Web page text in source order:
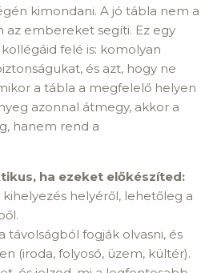
kimondani. A jó tábla nem a
az embereket segíti. Ez egy
felé is: komolyan
és azt, hogy ne
a tábla a megfelelő helyen
azonnal átmegy, akkor a
hanem rend a
ha ezeket előkészíted:
helyéről, lehetőleg a
távolságból fogják olvasni, és
(iroda, folyosó, üzem, kültér).